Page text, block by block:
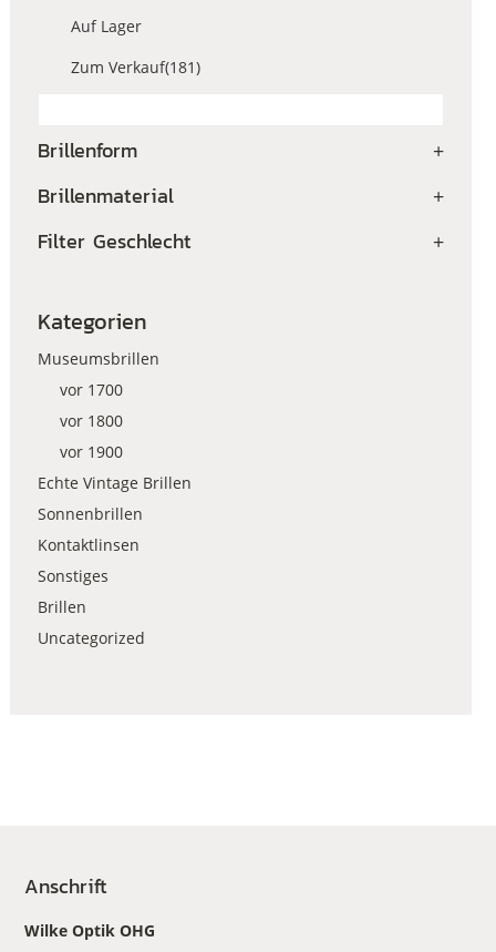
Auf Lager
Zum Verkauf(181)
Brillenform +
Brillenmaterial +
Filter Geschlecht +
Kategorien
Museumsbrillen
vor 1700
vor 1800
vor 1900
Echte Vintage Brillen
Sonnenbrillen
Kontaktlinsen
Sonstiges
Brillen
Uncategorized
Anschrift
Wilke Optik OHG